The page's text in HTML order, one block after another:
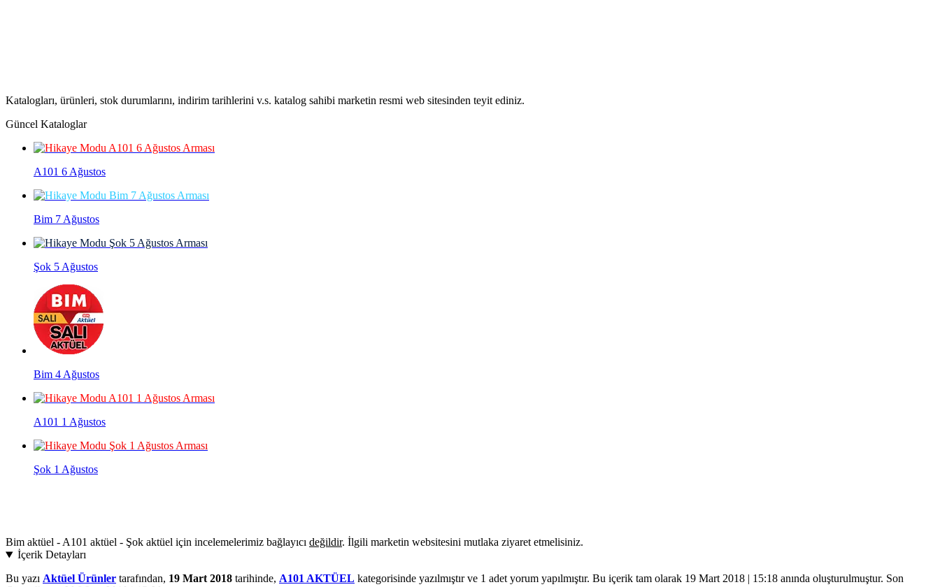
Katalogları, ürünleri, stok durumlarını, indirim tarihlerini v.s. katalog sahibi marketin resmi web sitesinden teyit ediniz.
Güncel Kataloglar
A101 6 Ağustos
Bim 7 Ağustos
Şok 5 Ağustos
Bim 4 Ağustos
A101 1 Ağustos
Şok 1 Ağustos
Bim aktüel - A101 aktüel - Şok aktüel için incelemelerimiz bağlayıcı değildir. İlgili marketin websitesini mutlaka ziyaret etmelisiniz.
İçerik Detayları
Bu yazı Aktüel Ürünler tarafından, 19 Mart 2018 tarihinde, A101 AKTÜEL kategorisinde yazılmıştır ve 1 adet yorum yapılmıştır. Bu içerik tam olarak 19 Mart 2018 | 15:18 anında oluşturulmuştur. Son